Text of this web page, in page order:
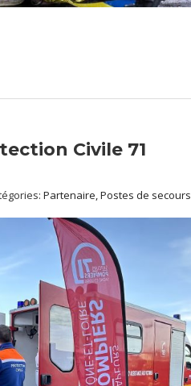
Civile 71
Partenaire, Postes de secours